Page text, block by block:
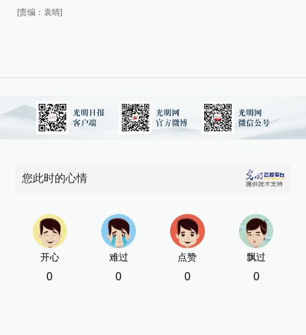
[责编：袁晴]
您此时的心情
开心
0
难过
0
点赞
0
飘过
0